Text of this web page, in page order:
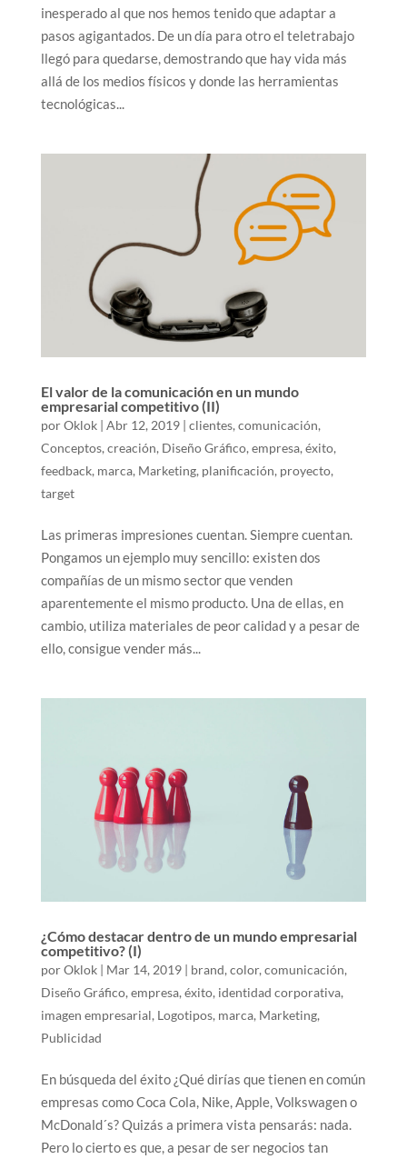
inesperado al que nos hemos tenido que adaptar a
pasos agigantados. De un día para otro el teletrabajo
llegó para quedarse, demostrando que hay vida más
allá de los medios físicos y donde las herramientas
tecnológicas...
El valor de la comunicación en un mundo
empresarial competitivo (II)
porOklok| Abr 12, 2019| clientes, comunicación,
Conceptos, creación, Diseño Gráfico, empresa, éxito,
feedback, marca, Marketing, planificación, proyecto,
target
Las primeras impresiones cuentan. Siempre cuentan.
Pongamos un ejemplo muy sencillo: existen dos
compañías de un mismo sector que venden
aparentemente el mismo producto. Una de ellas, en
cambio, utiliza materiales de peor calidad y a pesar de
ello, consigue vender más...
¿Cómo destacar dentro de un mundo empresarial
competitivo? (I)
porOklok| Mar 14, 2019| brand, color, comunicación,
Diseño Gráfico, empresa, éxito, identidad corporativa,
imagen empresarial, Logotipos, marca, Marketing,
Publicidad
En búsqueda del éxito ¿Qué dirías que tienen en común
empresas como Coca Cola, Nike, Apple, Volkswagen o
McDonald´s? Quizás a primera vista pensarás: nada.
Pero lo cierto es que, a pesar de ser negocios tan